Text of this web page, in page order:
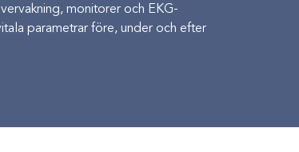
monitorer och EKG-
parametrar före, under och efter